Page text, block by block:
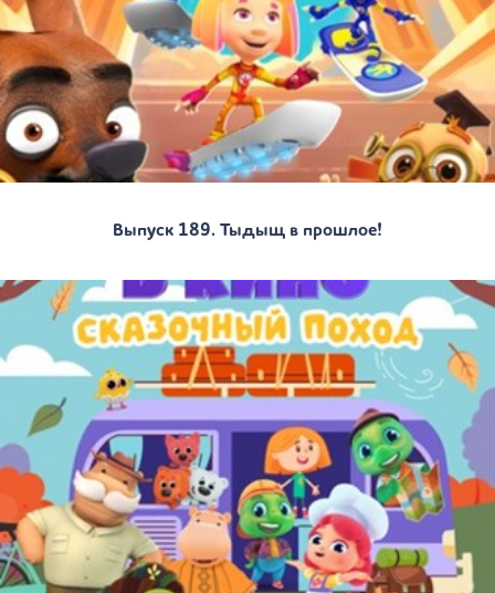
Выпуск 189. Тыдыщ в прошлое!